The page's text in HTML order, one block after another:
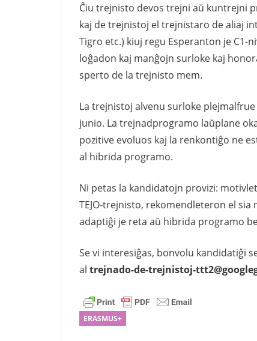
Ĉiu trejnisto devos trejni aŭ kuntrejni
kaj de trejnistoj el trejnistaro de aliaj
Tigro etc.) kiuj regu Esperanton je C1-
loĝadon kaj manĝojn surloke kaj
sperto de la trejnisto mem.
La trejnistoj alvenu surloke
junio. La trejnadprogramo laŭplane
pozitive evoluos kaj la renkontiĝo ne
al hibrida programo.
Ni petas la kandidatojn provizi:
TEJO-trejnisto, rekomendleteron el
adaptiĝi je reta aŭ hibrida programo
Se vi interesiĝas, bonvolu kandidatiĝi
al trejnado-de-trejnistoj-
ERASMUS+